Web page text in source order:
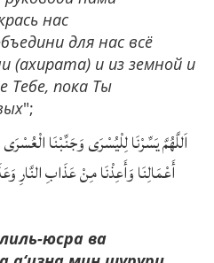
нас
для нас всё
(ахирата) и из земной и
Тебе, пока Ты
";
اَللَّهُمَّ يَسِّرْنَا لِلْيُسْرَى وَجَنِّبْنَا
أَعْمَالِنَا وَأَعِذْنَا مِنْ عَذَابِ النَّارِ
юсра ва